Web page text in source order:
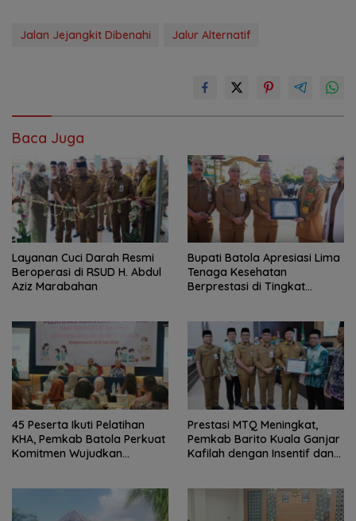
Jalan Jejangkit Dibenahi Jalur Alternatif
Baca Juga
Layanan Cuci Darah Resmi
Beroperasi di RSUD H. Abdul
Aziz Marabahan
Bupati Batola Apresiasi Lima
Tenaga Kesehatan
Berprestasi di Tingkat
45 Peserta Ikuti Pelatihan
KHA, Pemkab Batola Perkuat
Komitmen Wujudkan
Prestasi MTQ Meningkat,
Pemkab Barito Kuala Ganjar
Kafilah dengan Insentif dan